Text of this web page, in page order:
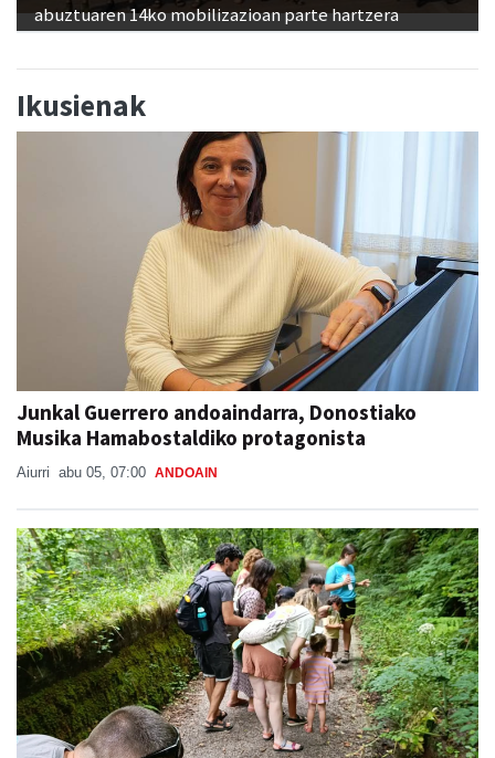
abuztuaren 14ko mobilizazioan parte hartzera
Ikusienak
Junkal Guerrero andoaindarra, Donostiako
Musika Hamabostaldiko protagonista
Aiurri abu 05, 07:00 ANDOAIN